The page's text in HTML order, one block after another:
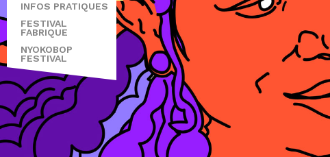
INFOS PRATIQUES
FESTIVAL
FABRIQUE
NYOKOBOP
FESTIVAL